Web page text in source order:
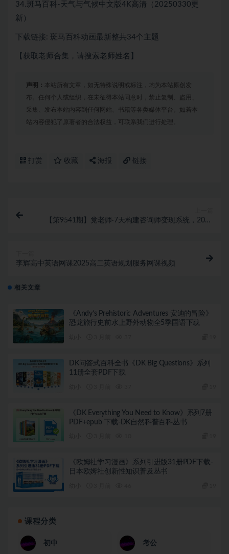
34.斑马百科-天气与气候中文版4K高清（20250330更
新）
下载链接: 斑马百科动画最新整共34个主题
【获取老师合集，请搜索老师姓名】
声明： 本站所有文章，如无特殊说明或标注，均为本站原创发
布。任何个人或组织，在未征得本站同意时，禁止复制、盗用、
采集、发布本站内容到任何网站、书籍等各类媒体平台。如若本
站内容侵犯了原著者的合法权益，可联系我们进行处理。
打赏 收藏 海报 链接
【第9541期】党老师·7天构建咨询师变现系统，2025
李辉高中英语网课2025高二英语规划服务网课视频
相关文章
《Andy’s Prehistoric Adventures 安迪的冒险》
恐龙旅行史前水上野外动物全5季国语下载
DK问答式百科全书《DK Big Questions》系列
11册全套PDF下载
《DK Everything You Need to Know》系列7册
PDF+epub 下载-DK自然科普百科丛书
《欧姆社学习漫画》系列引进版31册PDF下载-
日本欧姆社创新性知识普及丛书
课程分类
初中 考公